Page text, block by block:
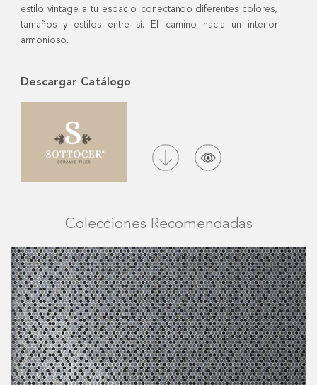
Descargar Catálogo
estilo vintage a tu espacio conectando diferentes colores,
tamaños y estilos entre sí. El camino hacia un interior
armonioso.
Colecciones Recomendadas